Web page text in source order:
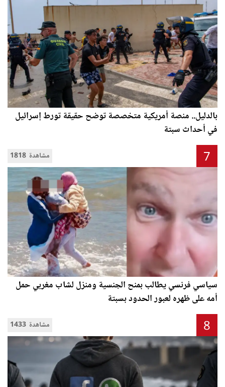
بالدليل.. منصة أمريكية متخصصة توضح حقيقة تورط إسرائيل
في أحداث سبتة
1818 مشاهدة 7
سياسي فرنسي يطالب بمنح الجنسية ومنزل لشاب مغربي حمل
أمه على ظهره لعبور الحدود بسبتة
1433 مشاهدة 8